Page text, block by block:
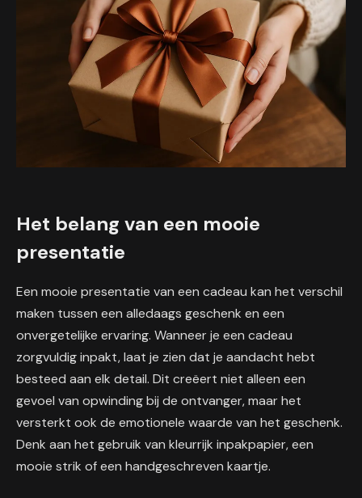
Het belang van een mooie
presentatie
Een mooie presentatie van een cadeau kan het verschil
maken tussen een alledaags geschenk en een
onvergetelijke ervaring. Wanneer je een cadeau
zorgvuldig inpakt, laat je zien dat je aandacht hebt
besteed aan elk detail. Dit creëert niet alleen een
gevoel van opwinding bij de ontvanger, maar het
versterkt ook de emotionele waarde van het geschenk.
Denk aan het gebruik van kleurrijk inpakpapier, een
mooie strik of een handgeschreven kaartje.